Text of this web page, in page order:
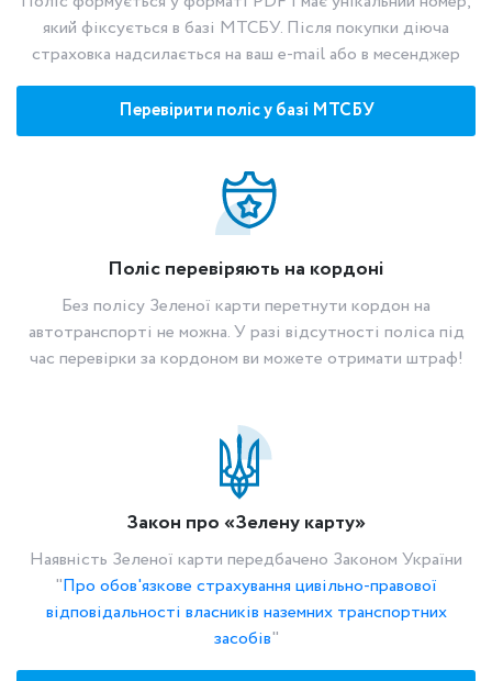
який фіксується в базі МТСБУ. Після покупки діюча
страховка надсилається на ваш e-mail або в месенджер
Перевірити поліс у базі МТСБУ
Поліс перевіряють на кордоні
Без полісу Зеленої карти перетнути кордон на
автотранспорті не можна. У разі відсутності поліса під
час перевірки за кордоном ви можете отримати штраф!
Закон про «Зелену карту»
Наявність Зеленої карти передбачено Законом України
"Про обов'язкове страхування цивільно-правової
відповідальності власників наземних транспортних
засобів"